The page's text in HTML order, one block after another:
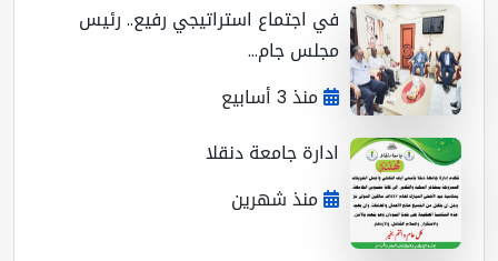
في اجتماع استراتيجي رفيع.. رئيس
مجلس جام...
منذ 3 أسابيع
ادارة جامعة دنقلا
منذ شهرين